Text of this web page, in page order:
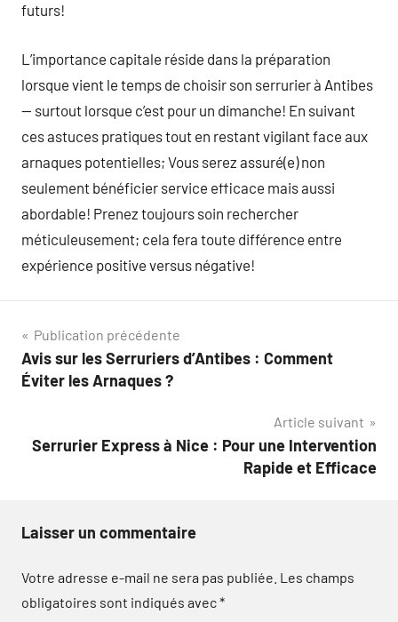
futurs!
L’importance capitale réside dans la préparation
lorsque vient le temps de choisir son serrurier à Antibes
— surtout lorsque c’est pour un dimanche! En suivant
ces astuces pratiques tout en restant vigilant face aux
arnaques potentielles; Vous serez assuré(e) non
seulement bénéficier service efficace mais aussi
abordable! Prenez toujours soin rechercher
méticuleusement; cela fera toute différence entre
expérience positive versus négative!
Navigation
de
Publication précédente
Avis sur les Serruriers d’Antibes : Comment
Éviter les Arnaques ?
Article suivant
Serrurier Express à Nice : Pour une Intervention
Rapide et Efficace
Laisser un commentaire
Votre adresse e-mail ne sera pas publiée. Les champs
obligatoires sont indiqués avec*